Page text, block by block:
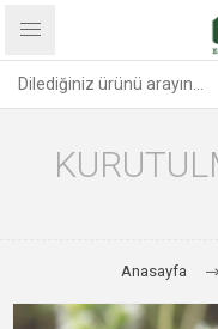
Anasayfa